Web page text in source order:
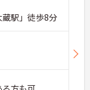
う
ゼ
ら
。
ろ
縮
ジ
駅」徒歩8分